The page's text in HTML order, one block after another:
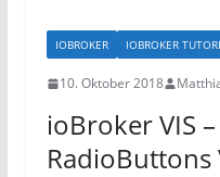
IOBROKER IOBROKER
10. Oktober 2018
ioBroker VIS –
RadioButtons